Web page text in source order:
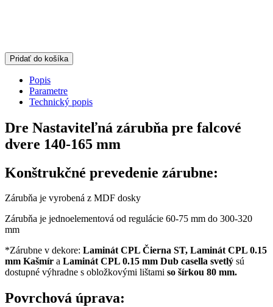
Pridať do košíka
Popis
Parametre
Technický popis
Dre Nastaviteľná zárubňa pre falcové
dvere 140-165 mm
Konštrukčné prevedenie zárubne:
Zárubňa je vyrobená z MDF dosky
Zárubňa je jednoelementová od regulácie 60-75 mm do 300-320
mm
*Zárubne v dekore: Laminát CPL Čierna ST, Laminát CPL 0.15
mm Kašmír a Laminát CPL 0.15 mm Dub casella svetlý sú
dostupné výhradne s obložkovými lištami so šírkou 80 mm.
Povrchová úprava: